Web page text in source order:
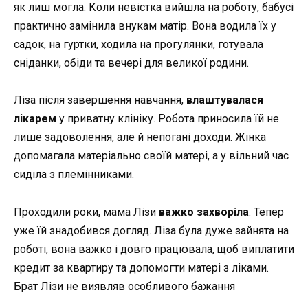
як лиш могла. Коли невістка вийшла на роботу, бабусі
практично замінила внукам матір. Вона водила їх у
садок, на гуртки, ходила на прогулянки, готувала
сніданки, обіди та вечері для великої родини.
Ліза після завершення навчання, влаштувалася
лікарем у приватну клініку. Робота приносила їй не
лише задоволення, але й непогані доходи. Жінка
допомагала матеріально своїй матері, а у вільний час
сиділа з племінниками.
Проходили роки, мама Лізи важко захворіла. Тепер
уже їй знадобився догляд. Ліза була дуже зайнята на
роботі, вона важко і довго працювала, щоб виплатити
кредит за квартиру та допомогти матері з ліками.
Брат Лізи не виявляв особливого бажання